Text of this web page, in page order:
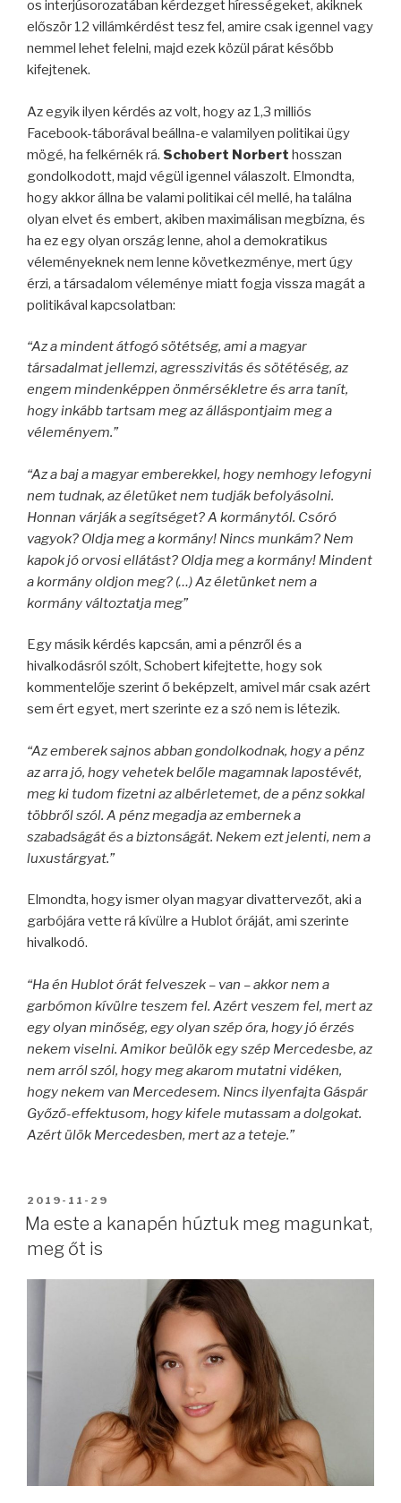
os interjúsorozatában kérdezget hírességeket, akiknek
először 12 villámkérdést tesz fel, amire csak igennel vagy
nemmel lehet felelni, majd ezek közül párat később
kifejtenek.
Az egyik ilyen kérdés az volt, hogy az 1,3 milliós
Facebook-táborával beállna-e valamilyen politikai ügy
mögé, ha felkérnék rá. Schobert Norbert hosszan
gondolkodott, majd végül igennel válaszolt. Elmondta,
hogy akkor állna be valami politikai cél mellé, ha találna
olyan elvet és embert, akiben maximálisan megbízna, és
ha ez egy olyan ország lenne, ahol a demokratikus
véleményeknek nem lenne következménye, mert úgy
érzi, a társadalom véleménye miatt fogja vissza magát a
politikával kapcsolatban:
“Az a mindent átfogó sötétség, ami a magyar
társadalmat jellemzi, agresszivitás és sötétéség, az
engem mindenképpen önmérsékletre és arra tanít,
hogy inkább tartsam meg az álláspontjaim meg a
véleményem.”
“Az a baj a magyar emberekkel, hogy nemhogy lefogyni
nem tudnak, az életüket nem tudják befolyásolni.
Honnan várják a segítséget? A kormánytól. Csóró
vagyok? Oldja meg a kormány! Nincs munkám? Nem
kapok jó orvosi ellátást? Oldja meg a kormány! Mindent
a kormány oldjon meg? (…) Az életünket nem a
kormány változtatja meg”
Egy másik kérdés kapcsán, ami a pénzről és a
hivalkodásról szólt, Schobert kifejtette, hogy sok
kommentelője szerint ő beképzelt, amivel már csak azért
sem ért egyet, mert szerinte ez a szó nem is létezik.
“Az emberek sajnos abban gondolkodnak, hogy a pénz
az arra jó, hogy vehetek belőle magamnak lapostévét,
meg ki tudom fizetni az albérletemet, de a pénz sokkal
többről szól. A pénz megadja az embernek a
szabadságát és a biztonságát. Nekem ezt jelenti, nem a
luxustárgyat.”
Elmondta, hogy ismer olyan magyar divattervezőt, aki a
garbójára vette rá kívülre a Hublot óráját, ami szerinte
hivalkodó.
“Ha én Hublot órát felveszek – van – akkor nem a
garbómon kívülre teszem fel. Azért veszem fel, mert az
egy olyan minőség, egy olyan szép óra, hogy jó érzés
nekem viselni. Amikor beülök egy szép Mercedesbe, az
nem arról szól, hogy meg akarom mutatni vidéken,
hogy nekem van Mercedesem. Nincs ilyenfajta Gáspár
Győző-effektusom, hogy kifele mutassam a dolgokat.
Azért ülök Mercedesben, mert az a teteje.”
BEKÜLDVE:
2019-11-29
Ma este a kanapén húztuk meg magunkat,
meg őt is